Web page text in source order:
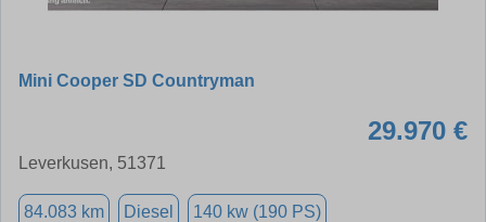
Mini Cooper SD Countryman
29.970 €
Leverkusen, 51371
84.083 km Diesel 140 kw (190 PS)